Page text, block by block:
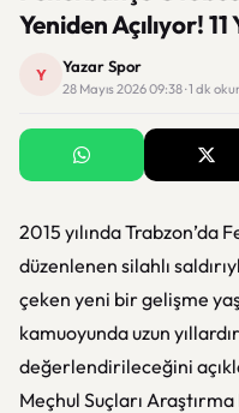
Yeniden Açılıyor!
Y Yazar Spor
28 Mayıs 2026 09:38 · 1 dk
2015 yılında Trabzon’da
düzenlenen silahlı
çeken yeni bir gelişme
kamuoyunda uzun
değerlendirileceğini
Meçhul Suçları